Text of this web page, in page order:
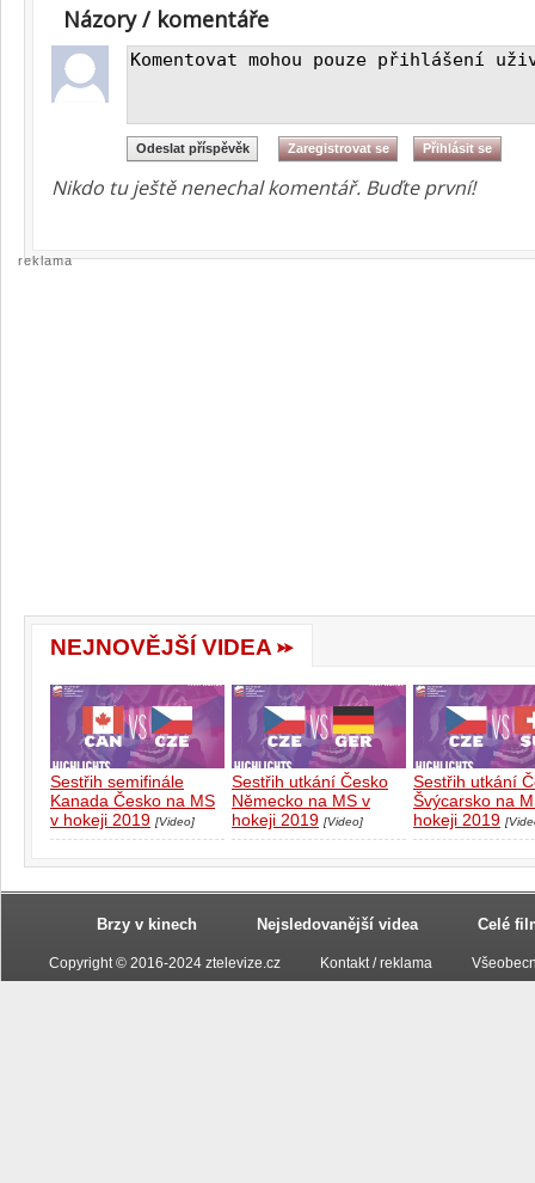
Názory / komentáře
Nikdo tu ještě nenechal komentář. Buďte první!
reklama
NEJNOVĚJŠÍ VIDEA
Sestřih semifinále
Kanada Česko na MS
v hokeji 2019 [Video]
Sestřih utkání Česko
Německo na MS v
hokeji 2019 [Video]
Sestřih utkání
Švýcarsko na
hokeji 2019
Brzy v kinech Nejsledovanější videa Celé
Copyright © 2016-2024 ztelevize.cz Kontakt / reklama